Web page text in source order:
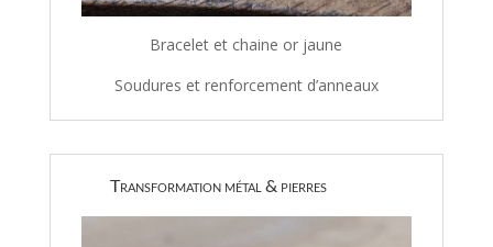
Bracelet et chaine or jaune
Soudures et renforcement d’anneaux
Transformation métal & pierres